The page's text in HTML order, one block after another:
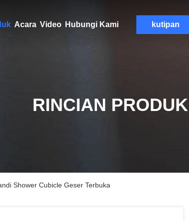
Acara Video Hubungi Kami kutipan
RINCIAN PRODUK
Shower Cubicle Geser Terbuka